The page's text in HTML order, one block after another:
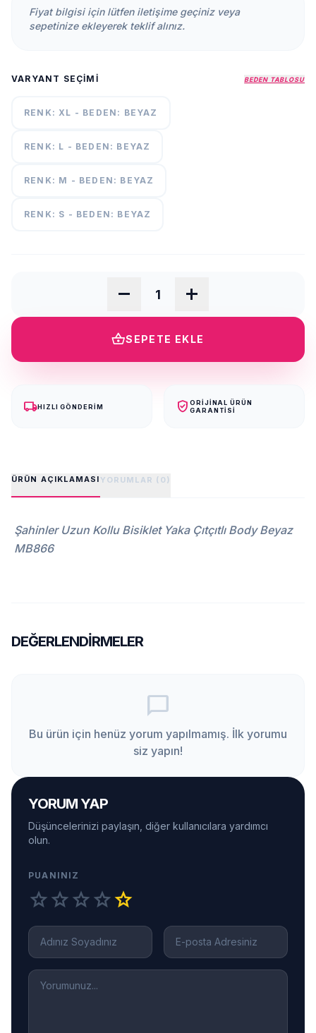
KURUMSAL
KAMPANYALAR
ŞARTLARI
+90
296 12
Fiyat bilgisi için lütfen iletişime geçiniz veya
sepetinize ekleyerek teklif alınız.
VARYANT SEÇIMI BEDEN TABLOSU
RENK: XL - BEDEN: BEYAZ
RENK: L - BEDEN: BEYAZ
RENK: M - BEDEN: BEYAZ
RENK: S - BEDEN: BEYAZ
remove add
shopping_basketSEPETE EKLE
local_shippingHIZLI GÖNDERIM verified_user ORIJINAL ÜRÜN
GARANTISI
ÜRÜN AÇIKLAMASIYORUMLAR (0)
Şahinler Uzun Kollu Bisiklet Yaka Çıtçıtlı Body Beyaz
MB866
DEĞERLENDIRMELER
chat_bubble_outline
Bu ürün için henüz yorum yapılmamış. İlk yorumu
siz yapın!
YORUM YAP
Düşüncelerinizi paylaşın, diğer kullanıcılara yardımcı
olun.
PUANINIZ
starstarstarstarstar